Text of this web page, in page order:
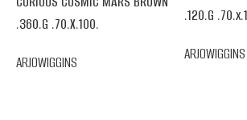
.360.G .70.X.100.
ARJOWIGGINS
.120.G
ARJOWIGGINS